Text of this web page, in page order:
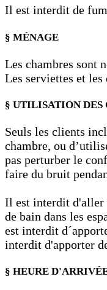
Il est interdit de
§ MÉNAGE
Les chambres sont
Les serviettes et les
§ UTILISATION DES
Seuls les clients
chambre, ou
pas perturber le
faire du bruit
Il est interdit d'aller
de bain dans les
est interdit
interdit d'apporter
§ HEURE